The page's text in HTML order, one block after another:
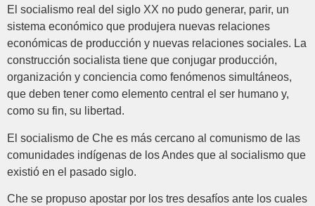
El socialismo real del siglo XX no pudo generar, parir, un
sistema económico que produjera nuevas relaciones
económicas de producción y nuevas relaciones sociales. La
construcción socialista tiene que conjugar producción,
organización y conciencia como fenómenos simultáneos,
que deben tener como elemento central el ser humano y,
como su fin, su libertad.
El socialismo de Che es más cercano al comunismo de las
comunidades indígenas de los Andes que al socialismo que
existió en el pasado siglo.
Che se propuso apostar por los tres desafíos ante los cuales